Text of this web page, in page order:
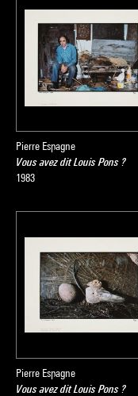
Pierre Espagne
Vous avez dit Louis Pons ?
1983
Pierre Espagne
Vous avez dit Louis Pons ?